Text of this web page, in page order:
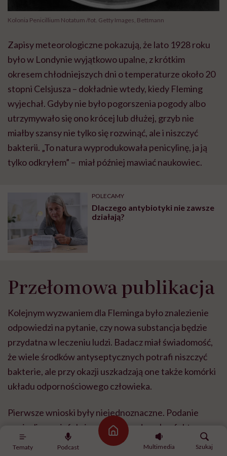
Tematy Podcast
Strona główna
Multimedia
Szukaj
Kolonia Penicillium Notatum /fot. Getty Images, Bettmann
Zapisy meteorologiczne pokazują, że lato 1928 roku
było w Londynie wyjątkowo upalne, z krótkim
okresem chłodniejszych dni o temperaturze około 20
stopni Celsjusza – dokładnie wtedy, kiedy Fleming
wyjechał. Gdyby nie było pogorszenia pogody albo
utrzymywało się ono krócej lub dłużej, grzyb nie
miałby szansy nie tylko się rozwinąć, ale i niszczyć
bakterii. „To natura wyprodukowała penicylinę, ja ją
tylko odkryłem” – miał później mawiać naukowiec.
POLECAMY
Dlaczego antybiotyki nie zawsze
działają?
Przełomowa publikacja
Kolejnym wyzwaniem dla Fleminga było znalezienie
odpowiedzi na pytanie, czy nowa substancja będzie
przydatna w leczeniu ludzi. Badacz miał świadomość,
że wiele środków antyseptycznych potrafi niszczyć
bakterie, ale przy okazji uszkadzają one także komórki
układu odpornościowego człowieka.
Pierwsze wnioski były niejednoznaczne. Podanie
penicyliny na infekcję w nosie raz dawało efekt, a raz
nie. Także odkażanie ran nie zawsze przynosiło dobre